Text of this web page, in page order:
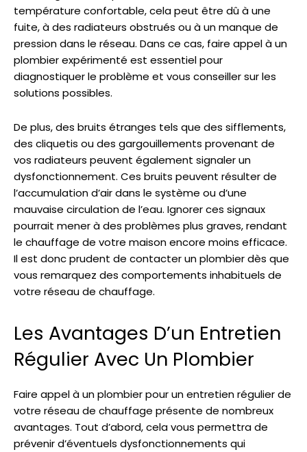
température confortable, cela peut être dû à une
fuite, à des radiateurs obstrués ou à un manque de
pression dans le réseau. Dans ce cas, faire appel à un
plombier expérimenté est essentiel pour
diagnostiquer le problème et vous conseiller sur les
solutions possibles.
De plus, des bruits étranges tels que des sifflements,
des cliquetis ou des gargouillements provenant de
vos radiateurs peuvent également signaler un
dysfonctionnement. Ces bruits peuvent résulter de
l’accumulation d’air dans le système ou d’une
mauvaise circulation de l’eau. Ignorer ces signaux
pourrait mener à des problèmes plus graves, rendant
le chauffage de votre maison encore moins efficace.
Il est donc prudent de contacter un plombier dès que
vous remarquez des comportements inhabituels de
votre réseau de chauffage.
Les Avantages D’un Entretien
Régulier Avec Un Plombier
Faire appel à un plombier pour un entretien régulier de
votre réseau de chauffage présente de nombreux
avantages. Tout d’abord, cela vous permettra de
prévenir d’éventuels dysfonctionnements qui